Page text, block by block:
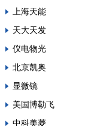
上海天能
天大天发
仪电物光
北京凯奥
显微镜
美国博勒飞
中科美菱